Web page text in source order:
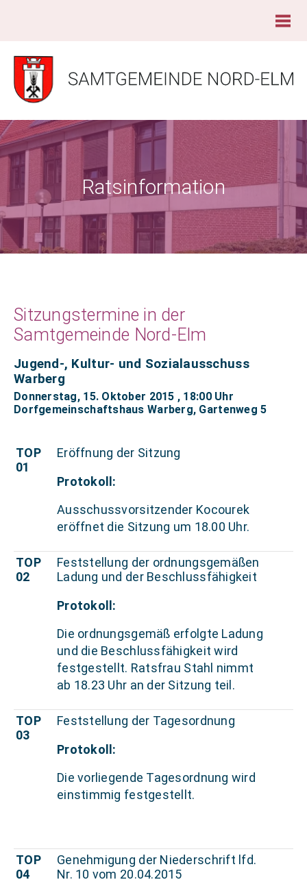
Ratsinformation
Sitzungstermine in der
Samtgemeinde Nord-Elm
Jugend-, Kultur- und Sozialausschuss
Warberg
Donnerstag, 15. Oktober 2015 , 18:00 Uhr
Dorfgemeinschaftshaus Warberg, Gartenweg 5
TOP
01
Eröffnung der Sitzung
Protokoll:
Ausschussvorsitzender Kocourek
eröffnet die Sitzung um 18.00 Uhr.
TOP
02
Feststellung der ordnungsgemäßen
Ladung und der Beschlussfähigkeit
Protokoll:
Die ordnungsgemäß erfolgte Ladung
und die Beschlussfähigkeit wird
festgestellt. Ratsfrau Stahl nimmt
ab 18.23 Uhr an der Sitzung teil.
TOP
03
Feststellung der Tagesordnung
Protokoll:
Die vorliegende Tagesordnung wird
einstimmig festgestellt.
TOP
04
Genehmigung der Niederschrift lfd.
Nr. 10 vom 20.04.2015